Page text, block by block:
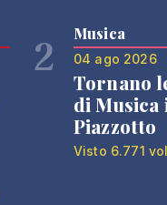
2 Musica
04 ago 2026
Tornano
di Musica
Piazzotto
Visto 6.771